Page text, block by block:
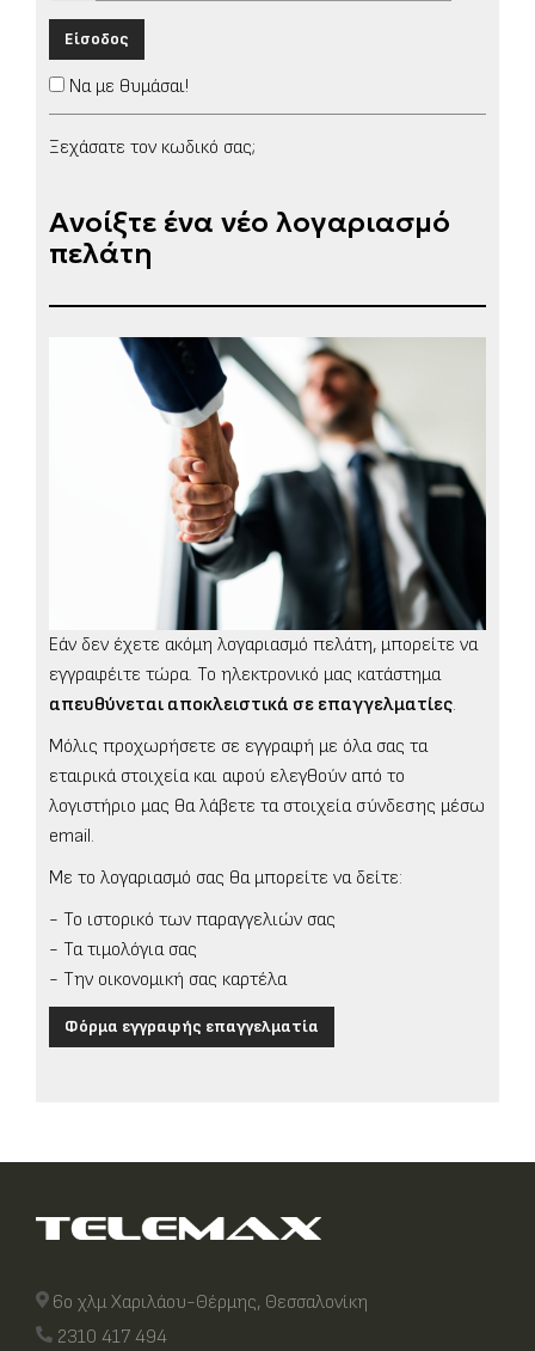
Είσοδος
Να με θυμάσαι!
Ξεχάσατε τον κωδικό σας;
Ανοίξτε ένα νέο λογαριασμό
πελάτη
Εάν δεν έχετε ακόμη λογαριασμό πελάτη, μπορείτε να
εγγραφέιτε τώρα. Το ηλεκτρονικό μας κατάστημα
απευθύνεται αποκλειστικά σε επαγγελματίες.
Μόλις προχωρήσετε σε εγγραφή με όλα σας τα
εταιρικά στοιχεία και αφού ελεγθούν από το
λογιστήριο μας θα λάβετε τα στοιχεία σύνδεσης μέσω
email.
Με το λογαριασμό σας θα μπορείτε να δείτε:
- Το ιστορικό των παραγγελιών σας
- Τα τιμολόγια σας
- Την οικονομική σας καρτέλα
Φόρμα εγγραφής επαγγελματία
6ο χλμ Χαριλάου-Θέρμης, Θεσσαλονίκη
2310 417 494